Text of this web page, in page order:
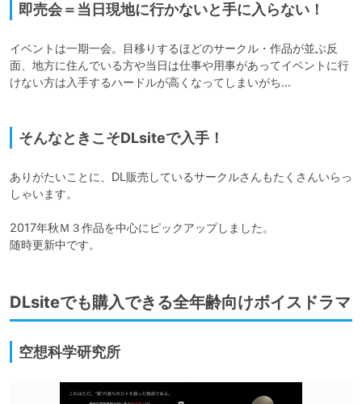
即売会＝当日現地に行かないと手に入らない！
イベントは一期一会。目移りするほどのサークル・作品が並ぶ反
面、地方に住んでいる方や当日は仕事や用事があってイベントに行
けない方は入手するハードルが高くなってしまいがち…
そんなときこそDLsiteで入手！
ありがたいことに、DL販売しているサークルさんもたくさんいらっ
しゃいます。
2017年秋Ｍ３作品を中心にピックアップしました。
DLsiteでも購入できる全年齢向けボイスドラマ
空想科学研究所